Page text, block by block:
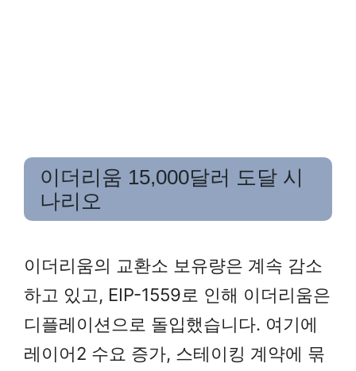
이더리움 15,000달러 도달 시
나리오
이더리움의 교환소 보유량은 계속 감소
하고 있고, EIP-1559로 인해 이더리움은
디플레이션으로 돌입했습니다. 여기에
레이어2 수요 증가, 스테이킹 계약에 묶